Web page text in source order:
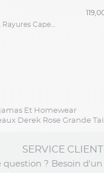
Chemise Ralph À Rayures Capel Grande Taille
Et Homewear
Derek Rose Grande
SERVICE CLIENT
question ? Besoin d'un